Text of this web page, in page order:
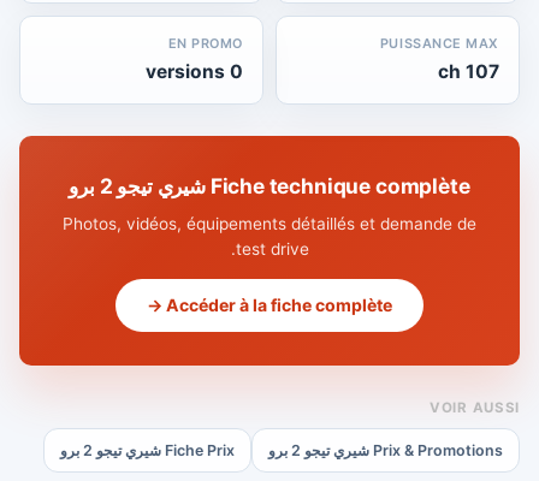
PUISSANCE MAX
107 ch
EN PROMO
0 versions
Fiche technique complète شيري تيجو 2 برو
Photos, vidéos, équipements détaillés et demande de
test drive.
Accéder à la fiche complète →
VOIR AUSSI
Prix & Promotions شيري تيجو 2 برو Fiche Prix شيري تيجو 2 برو